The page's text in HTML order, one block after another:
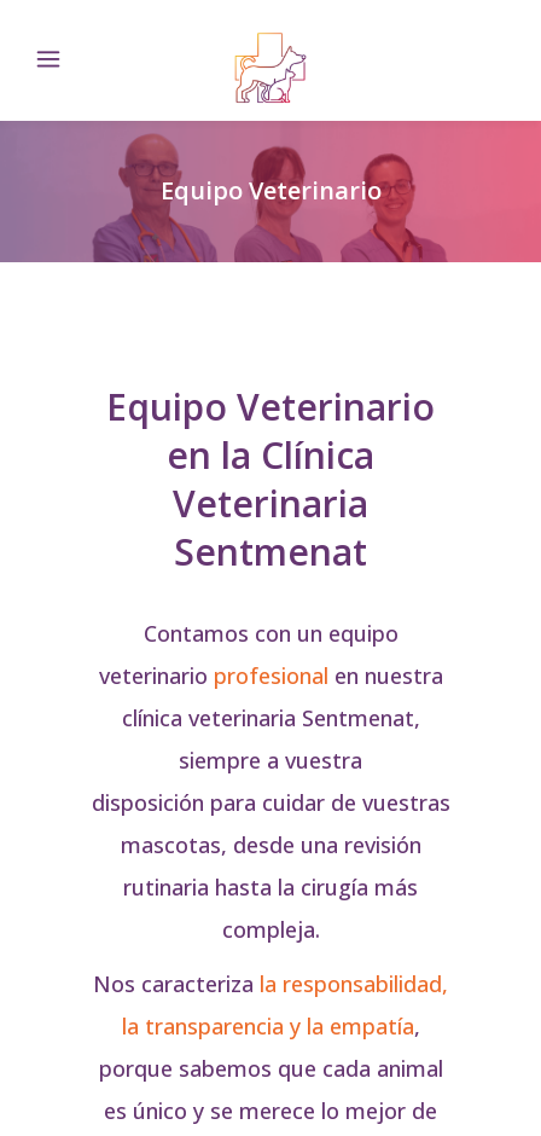
Equipo Veterinario
Equipo Veterinario
en la Clínica
Veterinaria
Sentmenat
Contamos con un equipo
veterinario profesional en nuestra
clínica veterinaria Sentmenat,
siempre a vuestra
disposición para cuidar de vuestras
mascotas, desde una revisión
rutinaria hasta la cirugía más
compleja.
Nos caracteriza la responsabilidad,
la transparencia y la empatía,
porque sabemos que cada animal
es único y se merece lo mejor de